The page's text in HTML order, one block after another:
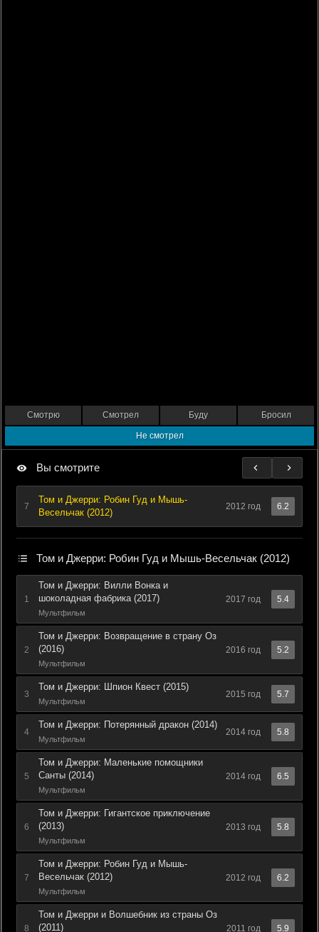
Смотрю Смотрел Буду Бросил
Не смотрел
Вы смотрите
7
Том и Джерри: Робин Гуд и Мышь-
Весельчак (2012)
2012 год 6.2
Том и Джерри: Робин Гуд и Мышь-Весельчак (2012)
1
Том и Джерри: Вилли Вонка и
шоколадная фабрика (2017)
Мультфильм
2017 год 5.4
2
Том и Джерри: Возвращение в страну Оз
(2016)
Мультфильм
2016 год 5.2
3
Том и Джерри: Шпион Квест (2015)
Мультфильм
2015 год 5.7
4
Том и Джерри: Потерянный дракон (2014)
Мультфильм
2014 год 5.8
5
Том и Джерри: Маленькие помощники
Санты (2014)
Мультфильм
2014 год 6.5
6
Том и Джерри: Гигантское приключение
(2013)
Мультфильм
2013 год 5.8
7
Том и Джерри: Робин Гуд и Мышь-
Весельчак (2012)
Мультфильм
2012 год 6.2
8
Том и Джерри и Волшебник из страны Оз
(2011)
2011 год 5.9